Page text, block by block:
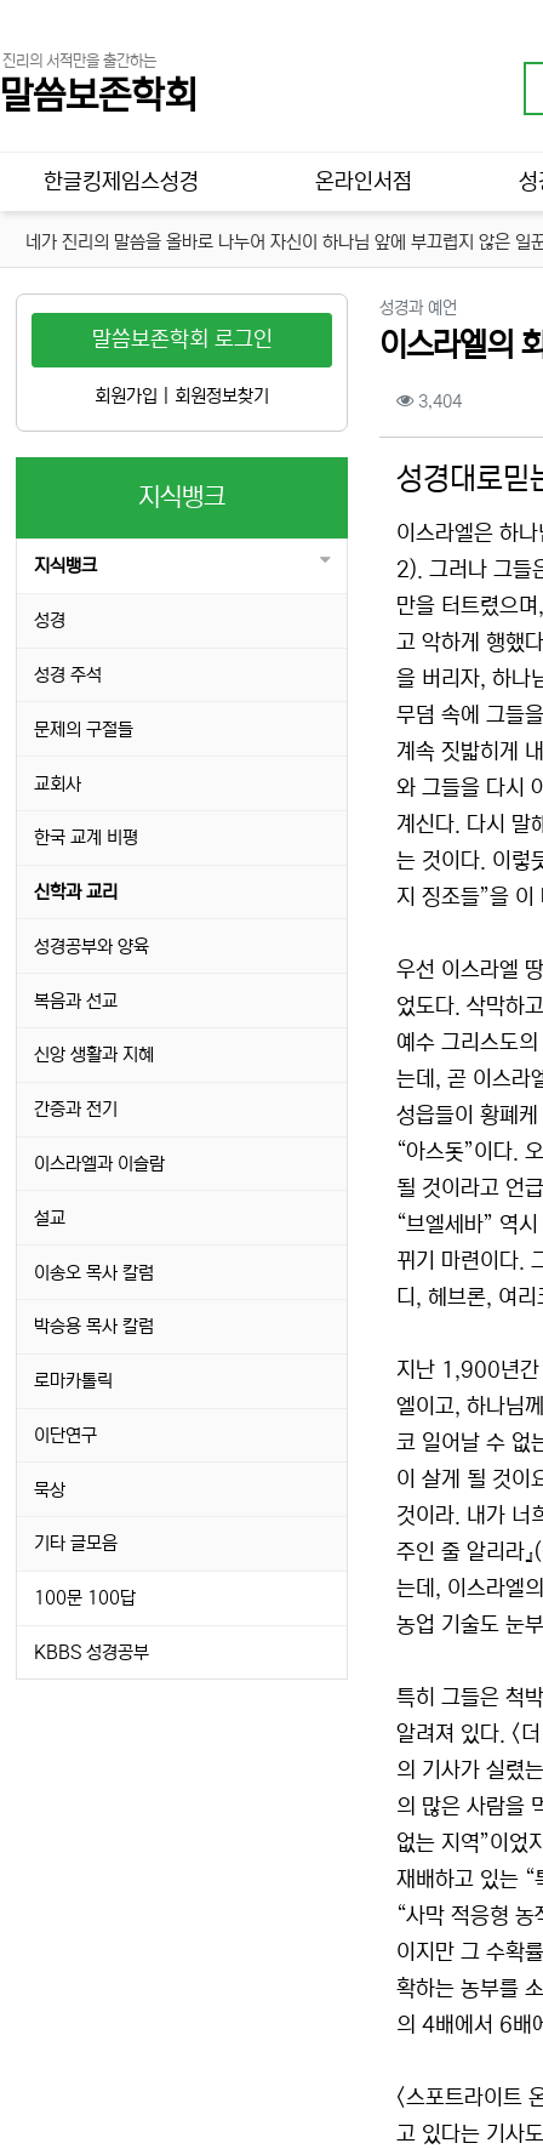
진리의 서적만을 출간하는
말씀보존학회
메인 메뉴
한글킹제임스성경 온라인서점 성
네가 진리의 말씀을 올바로 나누어 자신이 하나님 앞에 부끄럽지 않은
성경과 예언
이스라엘의
컨텐츠 정보
3,404조회
성경대로믿
이스라엘은 하
2). 그러나 그들
만을 터트렸으
고 악하게 행했
을 버리자, 하나
무덤 속에 그들
계속 짓밟히게
와 그들을 다시
계신다. 다시 말
는 것이다. 이렇
지 징조들”을 이
우선 이스라엘
었도다. 삭막하
예수 그리스도
는데, 곧 이스라
성읍들이 황폐
“아스돗”이다.
될 것이라고 언
“브엘세바” 역
뀌기 마련이다.
디, 헤브론, 여
지난 1,900년간
엘이고, 하나님
코 일어날 수 없
이 살게 될 것이
것이라. 내가 너
주인 줄 알리라
는데, 이스라엘
농업 기술도 눈
특히 그들은 척
알려져 있다. <
의 기사가 실렸
의 많은 사람을
없는 지역”이었
재배하고 있는 “
“사막 적응형
이지만 그 수확
확하는 농부를
의 4배에서 6배
<스포트라이트
고 있다는 기사
말씀보존학회 로그인
회원가입 회원정보찾기
지식뱅크
지식뱅크
성경
성경 주석
문제의 구절들
교회사
한국 교계 비평
신학과 교리
성경공부와 양육
복음과 선교
신앙 생활과 지혜
간증과 전기
이스라엘과 이슬람
설교
이송오 목사 칼럼
박승용 목사 칼럼
로마카톨릭
이단연구
묵상
기타 글모음
100문 100답
KBBS 성경공부